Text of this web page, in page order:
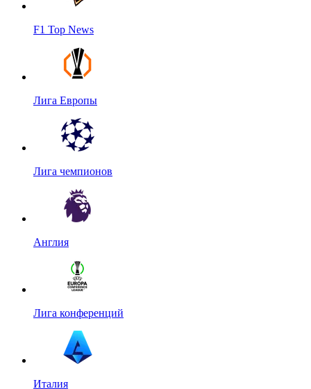
F1 Top News
Лига Европы
Лига чемпионов
Англия
Лига конференций
Италия